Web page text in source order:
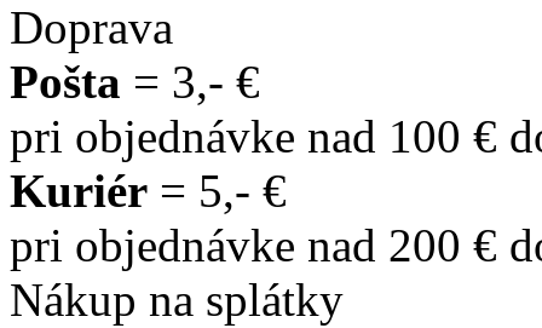
Doprava
Pošta = 3,- €
pri objednávke nad 100 €
Kuriér = 5,- €
pri objednávke nad 200 €
Nákup na splátky